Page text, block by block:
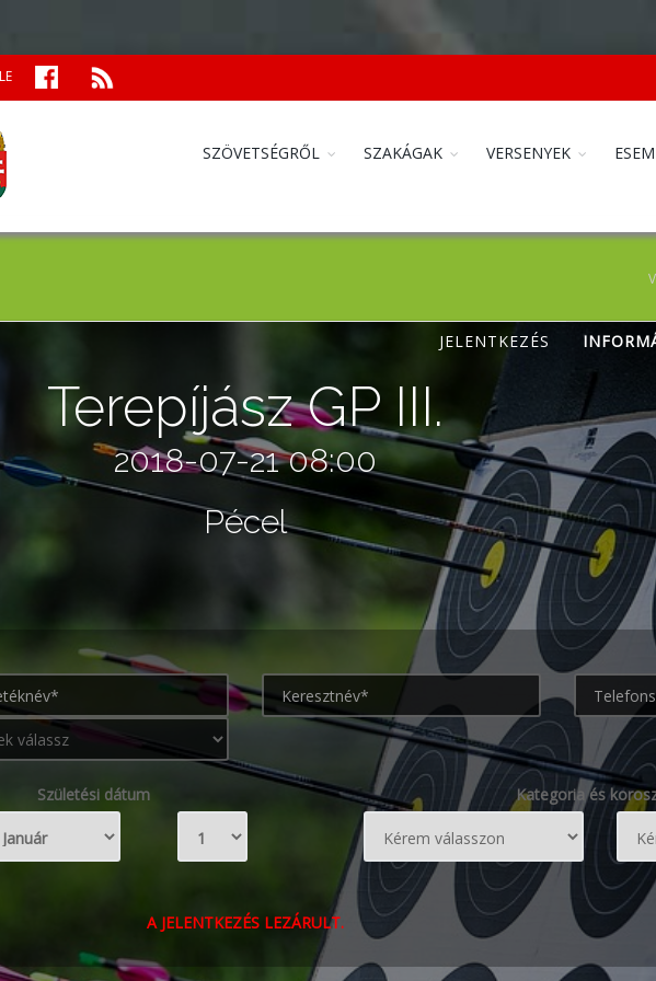
SZÖVETSÉGRŐL SZAKÁGAK VERSENYEK
JELENTKEZÉS
Terepíjász GP III.
2018-07-21 08:00
Pécel
Születési dátum Kategoria és
A JELENTKEZÉS LEZÁRULT.